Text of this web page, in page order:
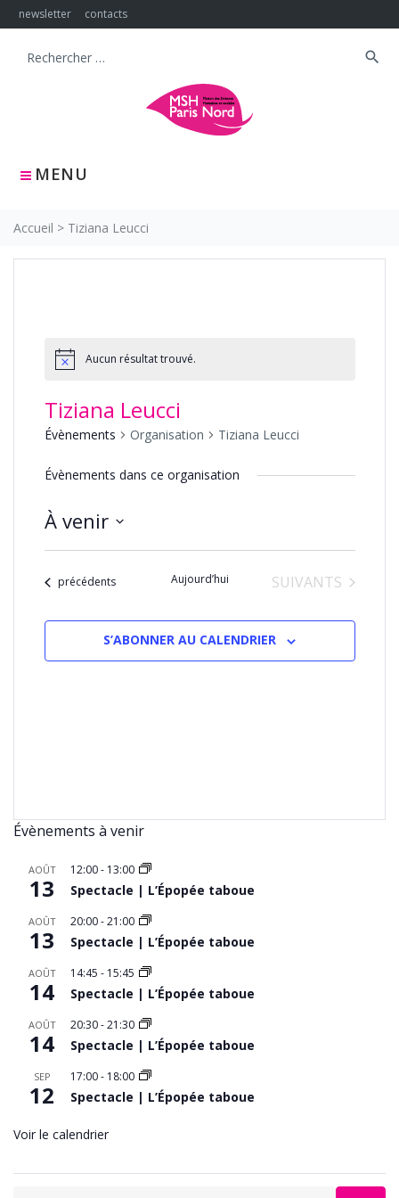
Skip
to
newsletter contacts
MENU
Search
search
Accueil > Tiziana Leucci
Aucun résultat trouvé.
Tiziana Leucci
Évènements Organisation Tiziana Leucci
Évènements dans ce organisation
À venir
date.Évènements
précédents Aujourd’hui ÉVÈNEMENTS
SUIVANTS
S’ABONNER AU CALENDRIER
Évènements à venir
AOÛT
13
12:00- 13:00
Spectacle | L’Épopée taboue
AOÛT
13
20:00-21:00
Spectacle | L’Épopée taboue
AOÛT
14
14:45 - 15:45
Spectacle | L’Épopée taboue
AOÛT
14
20:30-21:30
Spectacle | L’Épopée taboue
SEP
12
17:00- 18:00
Spectacle | L’Épopée taboue
Voir le calendrier